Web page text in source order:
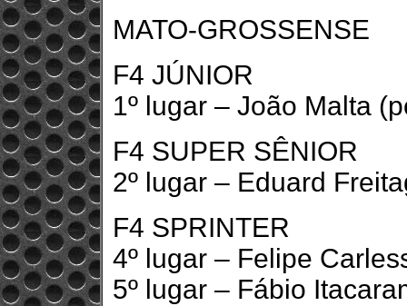
MATO-GROSSENSE
F4 JÚNIOR
1º lugar – João Malta
F4 SUPER SÊNIOR
2º lugar – Eduard
F4 SPRINTER
4º lugar – Felipe
5º lugar – Fábio